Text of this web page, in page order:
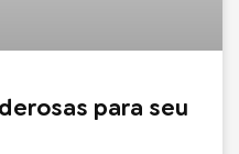
para seu